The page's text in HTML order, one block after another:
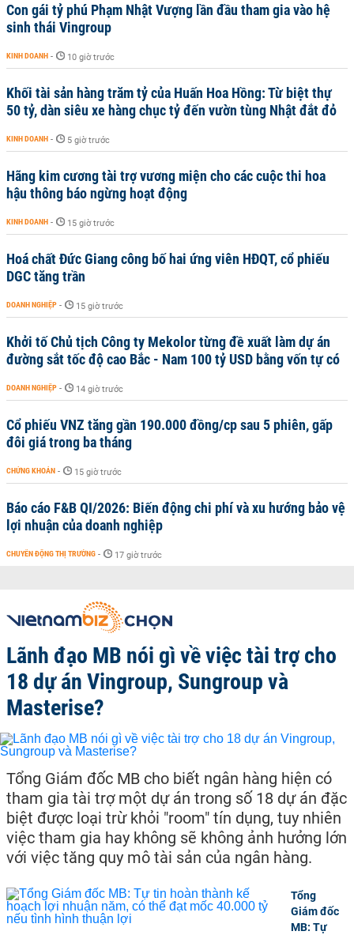
Con gái tỷ phú Phạm Nhật Vượng lần đầu tham gia vào hệ
sinh thái Vingroup
KINH DOANH - 10 giờ trước
Khối tài sản hàng trăm tỷ của Huấn Hoa Hồng: Từ biệt thự
50 tỷ, dàn siêu xe hàng chục tỷ đến vườn tùng Nhật đắt đỏ
KINH DOANH - 5 giờ trước
Hãng kim cương tài trợ vương miện cho các cuộc thi hoa
hậu thông báo ngừng hoạt động
KINH DOANH - 15 giờ trước
Hoá chất Đức Giang công bố hai ứng viên HĐQT, cổ phiếu
DGC tăng trần
DOANH NGHIỆP - 15 giờ trước
Khởi tố Chủ tịch Công ty Mekolor từng đề xuất làm dự án
đường sắt tốc độ cao Bắc - Nam 100 tỷ USD bằng vốn tự có
DOANH NGHIỆP - 14 giờ trước
Cổ phiếu VNZ tăng gần 190.000 đồng/cp sau 5 phiên, gấp
đôi giá trong ba tháng
CHỨNG KHOÁN - 15 giờ trước
Báo cáo F&B QI/2026: Biến động chi phí và xu hướng bảo vệ
lợi nhuận của doanh nghiệp
CHUYỂN ĐỘNG THỊ TRƯỜNG - 17 giờ trước
Lãnh đạo MB nói gì về việc tài trợ cho
18 dự án Vingroup, Sungroup và
Masterise?
Tổng Giám đốc MB cho biết ngân hàng hiện có
tham gia tài trợ một dự án trong số 18 dự án đặc
biệt được loại trừ khỏi "room" tín dụng, tuy nhiên
việc tham gia hay không sẽ không ảnh hưởng lớn
với việc tăng quy mô tài sản của ngân hàng.
Tổng
Giám đốc
MB: Tự